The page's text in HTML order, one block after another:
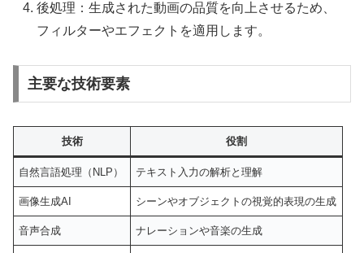
後処理：生成された動画の品質を向上させるため、
フィルターやエフェクトを適用します。
主要な技術要素
技術 役割
自然言語処理（NLP） テキスト入力の解析と理解
画像生成AI シーンやオブジェクトの視覚的表現の生成
音声合成 ナレーションや音楽の生成